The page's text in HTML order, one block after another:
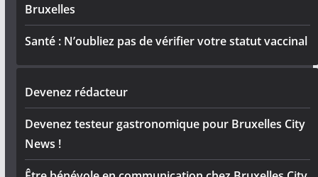
Bruxelles
Santé : N’oubliez pas de vérifier votre statut vaccinal
Devenez rédacteur
Devenez testeur gastronomique pour Bruxelles City
News !